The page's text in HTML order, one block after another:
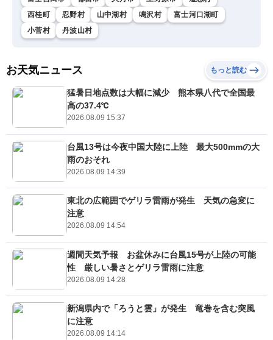
西桂町
忍野村 山中湖村 鳴沢村
富士河口湖町
小菅村
丹波山村
お天気ニュース もっと読む
猛暑日地点数は大幅に減少 熊本県八代で全国最
高の37.4℃
2026.08.09 15:37
台風13号は今夜中国大陸に上陸 最大500mmの大
雨のおそれ
2026.08.09 14:39
東北の広範囲でゲリラ雷雨が発生 天気の急変に
注意
2026.08.09 14:54
週間天気予報 お盆休みに台風15号が上陸の可能
性 厳しい暑さとゲリラ雷雨に注意
2026.08.09 14:28
新潟県内で「ろうと雲」が発生 竜巻を含む突風
に注意
2026.08.09 14:14